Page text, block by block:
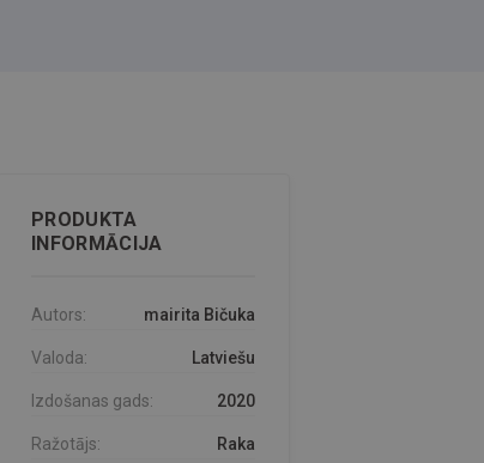
PRODUKTA
INFORMĀCIJA
Autors: mairita Bičuka
Valoda: Latviešu
Izdošanas gads: 2020
Ražotājs: Raka